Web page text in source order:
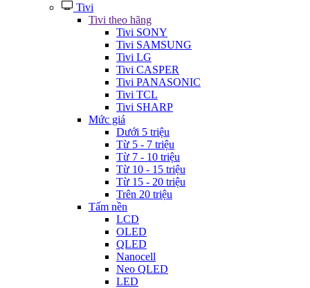
Tivi
Tivi theo hãng
Tivi SONY
Tivi SAMSUNG
Tivi LG
Tivi CASPER
Tivi PANASONIC
Tivi TCL
Tivi SHARP
Mức giá
Dưới 5 triệu
Từ 5 - 7 triệu
Từ 7 - 10 triệu
Từ 10 - 15 triệu
Từ 15 - 20 triệu
Trên 20 triệu
Tấm nền
LCD
OLED
QLED
Nanocell
Neo QLED
LED